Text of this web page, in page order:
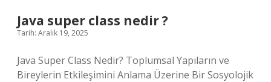
?
Java super class nedir ?
Tarih: Aralık 19, 2025
Java Super Class Nedir? Toplumsal Yapıların ve
Bireylerin Etkileşimini Anlama Üzerine Bir Sosyolojik